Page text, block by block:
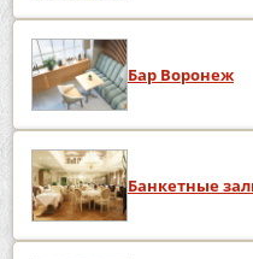
Бар Воронеж
Банкетные